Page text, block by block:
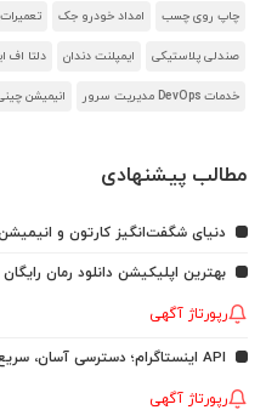
چاپ روی چسب امداد خودرو جک
صندلی پلاستیکی ایمپلنت دندان دلتا اف
خدمات DevOps مدیریت سرور انیمیشن
مطالب پیشنهادی
دنیای شگفت‌انگیز کارتون و
بهترین اپلیکیشن دانلود رمان
رپورتاژ آگهی
API اینستاگرام؛ دسترسی آسان، سریع و بدون محدودیت به اطلاعات اینستاگرام
رپورتاژ آگهی